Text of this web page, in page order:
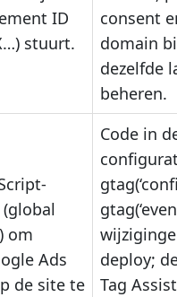
ID
stuurt.
consent
domain
dezelfde
beheren.
om
Ads
de site te
Code in
deploy;
Tag